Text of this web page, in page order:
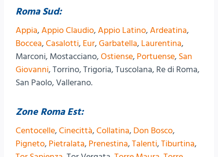
Roma Sud:
Appia,Appio Claudio,Appio Latino,Ardeatina,
Boccea,Casalotti, Eur,Garbatella, Laurentina,
Marconi, Mostacciano,Ostiense, Portuense, San
Giovanni, Torrino, Trigoria, Tuscolana, Re di Roma,
San Paolo, Vallerano.
Zone Roma Est:
Centocelle,Cinecittà,Collatina, Don Bosco,
Pigneto, Pietralata, Prenestina,Talenti,Tiburtina,